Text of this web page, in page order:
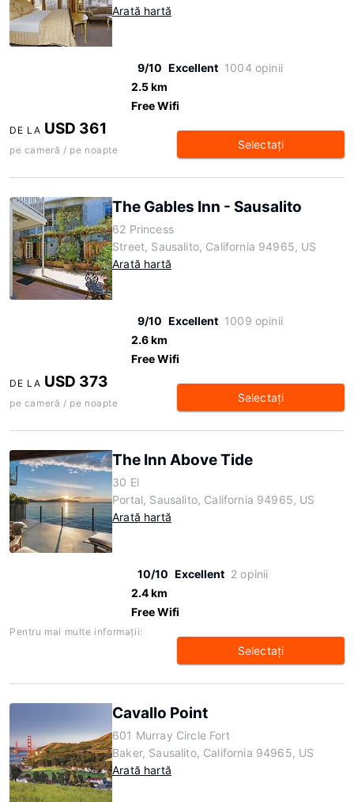
Arată hartă
9/10 Excellent 1004 opinii
2.5 km
Free Wifi
DE LA USD 361
pe cameră / pe noapte Selectaţi
The Gables Inn - Sausalito
62 Princess
Street, Sausalito, California 94965, US
Arată hartă
9/10 Excellent 1009 opinii
2.6 km
Free Wifi
DE LA USD 373
pe cameră / pe noapte Selectaţi
The Inn Above Tide
30 El
Portal, Sausalito, California 94965, US
Arată hartă
10/10 Excellent 2 opinii
2.4 km
Free Wifi
Pentru mai multe informaţii:
Selectaţi
Cavallo Point
601 Murray Circle Fort
Baker, Sausalito, California 94965, US
Arată hartă